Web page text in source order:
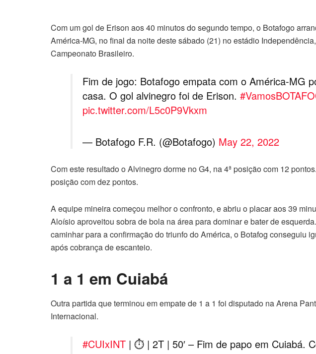
Com um gol de Erison aos 40 minutos do segundo tempo, o Botafogo
América-MG, no final da noite deste sábado (21) no estádio
Campeonato Brasileiro.
Fim de jogo: Botafogo empata com o América-MG
casa. O gol alvinegro foi de Erison.
pic.twitter.com/L5c0P9Vkxm
— Botafogo F.R. (@Botafogo) May 22, 2022
Com este resultado o Alvinegro dorme no G4, na 4ª posição com 12
posição com dez pontos.
A equipe mineira começou melhor o confronto, e abriu o placar aos 39
Aloísio aproveitou sobra de bola na área para dominar e bater de
caminhar para a confirmação do triunfo do América, o Botafog conseguiu
após cobrança de escanteio.
1 a 1 em Cuiabá
Outra partida que terminou em empate de 1 a 1 foi disputado na Arena
Internacional.
#CUIxINT | ⏱️ | 2T | 50′ – Fim de papo em Cuiabá.